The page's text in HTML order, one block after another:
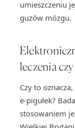
umieszczeniu
guzów mózgu.
leczenia
Czy to
e-pigułek?
stosowaniem